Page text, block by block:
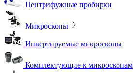
Центрифужные пробирки
Микроскопы
Инвертируемые микроскопы
Комплектующие к микроскопам